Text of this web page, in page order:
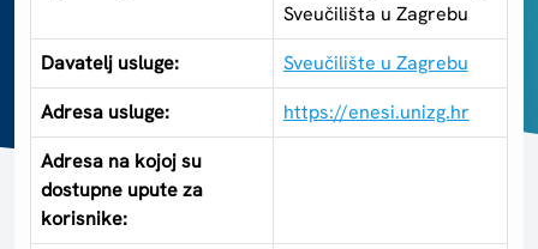
Sveučilišta u Zagrebu
Davatelj usluge:
Sveučilište u Zagrebu
Adresa usluge:
https://enesi.unizg.hr
Adresa na kojoj su
dostupne upute za
korisnike: